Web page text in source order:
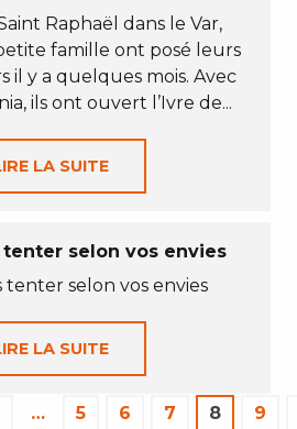
Raphaël dans le Var,
famille ont posé leurs
il y a quelques mois. Avec
ils ont ouvert l’Ivre de...
LA SUITE
tenter selon vos envies
tenter selon vos envies
LA SUITE
… 5 6 7 8 9